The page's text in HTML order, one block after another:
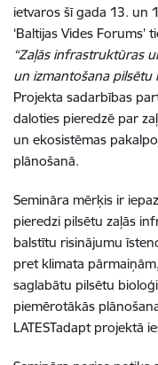
ietvaros šī gada 13. un
‘Baltijas Vides
“Zaļās infrastruktūras
un izmantošana pilsētu
Projekta sadarbības
daloties pieredzē par
un ekosistēmas
plānošanā.
Semināra mērķis ir
pieredzi pilsētu zaļās
balstītu risinājumu
pret klimata
saglabātu pilsētu
piemērotākās
LATESTadapt projektā